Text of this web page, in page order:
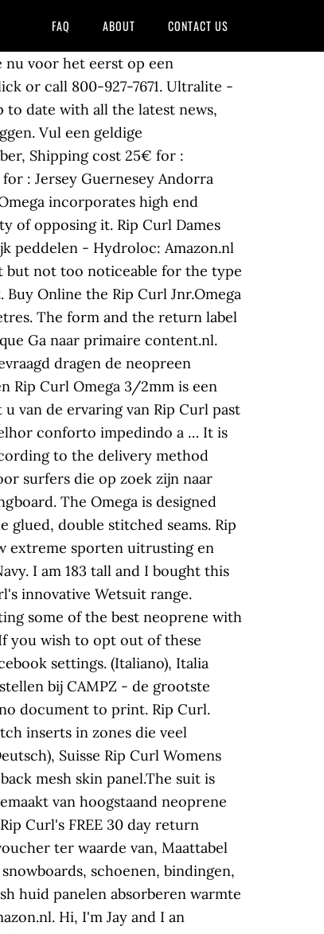
FAQ ABOUT CONTACT US
RIPCURL Omega 3/2 GBS Kids 2019 bij Kater Funsport. 1.5mm Short Sleeve Top 1.5mm Long Sleeve Top 1.5mm Shorty Back Zip 3/2 Full Wetsuit Back Zip 4/3 Full Wetsuit Back Zip. The Omega 3/2 Back Zip Steamer is for the surfer who is looking for a quality wetsuit from a reputable brand, without breaking the bank. Lemorecn Mens Wetsuits Jumpsuit Neoprene 3/2mm and 5/4mm Full Body Diving Suit for Men Basic with all the necessary features is the Rip Curl Omega 3/2 Back Zip Wetsuit. As low as £129.95. De Omega Junior 3/2mm Wetsuit Steamer met rits op de achterkant beschikt over hoogwaardige kenmerken voor een kwaliteitswetsuit tegen een voordelige prijs. Free shipping BOTH ways on rip curl omega 3 2 full suit from our vast selection of styles. Koop Rip Curl Omega 3/2 Gb Back Zip bij Blue Tomato. Rip Curl Omega 3/2 Back Zip Fullsuit Wetsuit: Amazon.ae. Blijf op de hoogte van exclusieve aanbiedingen en het laatste Blue Tomato-nieuws. The Rip Curl Omega Glued and Blindstitched Back Zip summer fullsuit. I am mainly riding in the North Sea in NL and this suit was real nice for a cheap summer suit that I can use when a friend comes to visit and wants to surf. Use of the RIP CURL trademarks by Rip Curl, Ltd. under license from Rip Curl international Pty, Ltd. We use Cookies - by using this site or closing this message you’re agreeing to our Cookies policy. Products will be delivered within a maximum of 10 working days of the Order confirmation sent by the Seller to the Customer. De winkel met meer dan 30 jaar ervaring. Rip curl Omega Back Zip 3/2 GB Steamer. Rip Curl noemt zichzelf "The Ultimate Surfing Company" en daar zijn we het helemaal mee eens. MODELS. (Français), Svizzera Long John Rip Curl 3/2 milímetros e agora 100% selado!!. RCE uses cookies to improve the site and the service offered to its users. Rip Curl Surflite Hooded Front Zip Sun Shirt 2019. U moet een account aanmaken of inloggen om een beoordeling te schrijven,